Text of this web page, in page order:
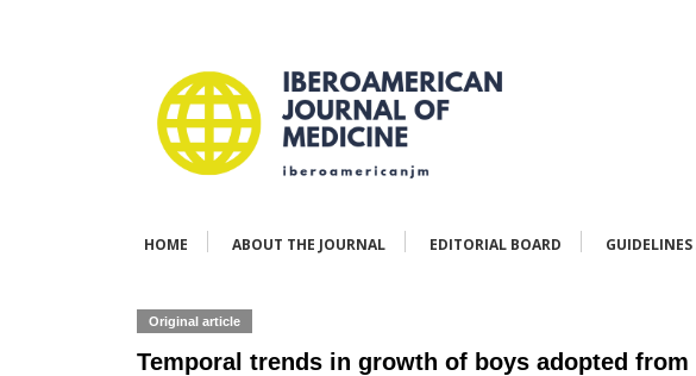
HOME ABOUT THE JOURNAL EDITORIAL BOARD
Original article
Temporal trends in growth of boys adopted from